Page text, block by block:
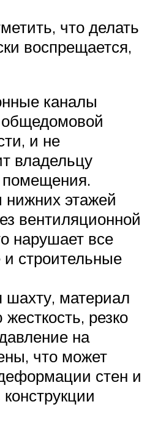
что делать
воспрещается,
каналы
общедомовой
и не
владельцу
помещения.
этажей
вентиляционной
нарушает все
строительные
шахту, материал
резко
на
что может
стен и